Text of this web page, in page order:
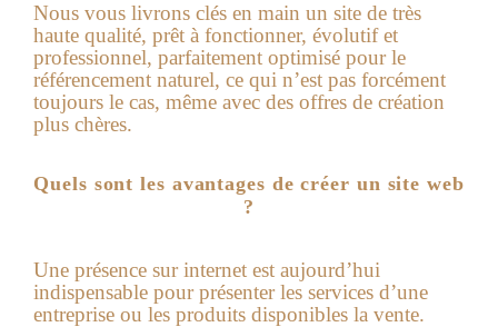
Nous vous livrons clés en main un site de très
haute qualité, prêt à fonctionner, évolutif et
professionnel, parfaitement optimisé pour le
référencement naturel, ce qui n’est pas forcément
toujours le cas, même avec des offres de création
plus chères.
Quels sont les avantages de créer un site web
?
Une présence sur internet est aujourd’hui
indispensable pour présenter les services d’une
entreprise ou les produits disponibles la vente.